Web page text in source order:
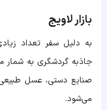
بازار لاویج
به دلیل سفر تعداد
جاذبه گردشگری به شمار
صنایع دستی، عسل
می‌شود.